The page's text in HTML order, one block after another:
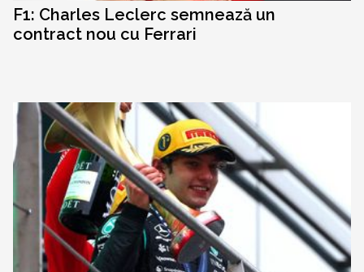
F1: Charles Leclerc semnează un
contract nou cu Ferrari